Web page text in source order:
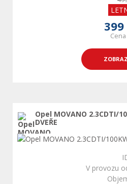
399
Opel MOVANO 2.3CDTI/
DVEŘE
V provozu